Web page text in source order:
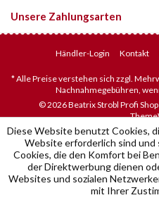
Unsere Zahlungsarten
Händler-Login Kontakt
* Alle Preise verstehen sich zzgl.
Nachnahmegebühren,
© 2026 Beatrix Strobl Profi
Diese Website benutzt Cookies,
Website erforderlich sind
Cookies, die den Komfort bei
der Direktwerbung dienen
Websites und sozialen
mit Ihrer